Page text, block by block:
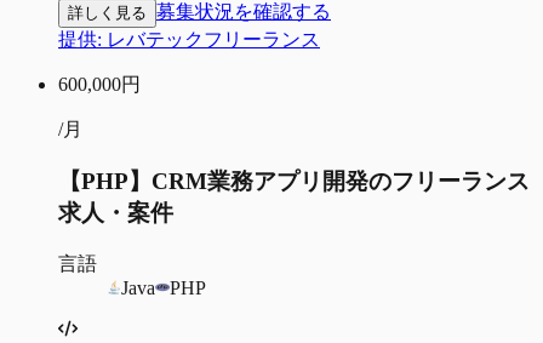
詳しく見る 募集状況を確認する
提供: レバテックフリーランス
600,000円
/月
【PHP】CRM業務アプリ開発のフリーランス
求人・案件
言語
Java
PHP